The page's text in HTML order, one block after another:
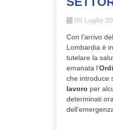
09 Luglio
Con l’arrivo
Lombardia è
tutelare la
emanata l’
che introduce
lavoro per
determinati